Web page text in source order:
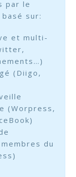
par le
sur:
et multi-
(Diigo,
(Worpress,
du